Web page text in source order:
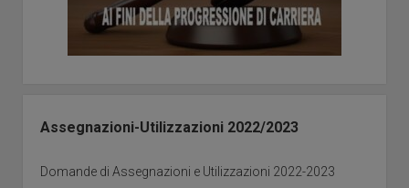
Assegnazioni-Utilizzazioni 2022/2023
Domande di Assegnazioni e Utilizzazioni 2022-2023